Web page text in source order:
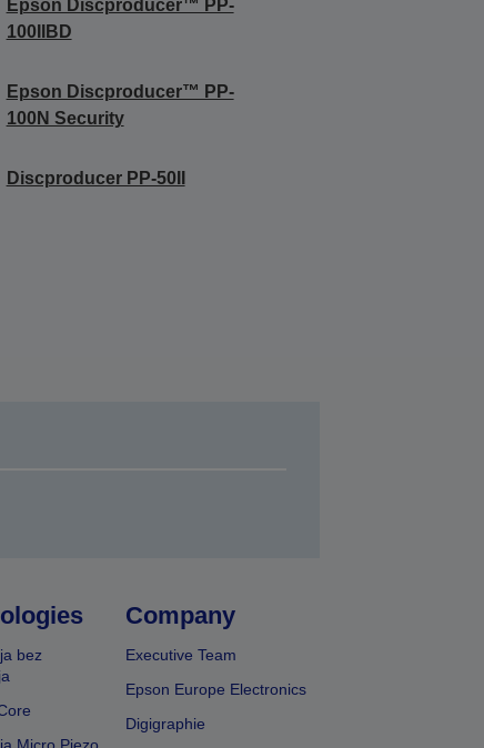
Epson Discproducer™ PP-
100IIBD
Epson Discproducer™ PP-
100N Security
Discproducer PP-50II
bez
Company
Executive Team
Epson Europe Electronics
Digigraphie